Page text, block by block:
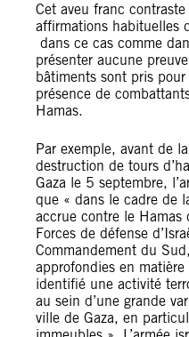
Cet aveu franc
affirmations habituelles
dans ce cas comme
présenter aucune
bâtiments sont pris
présence de
Hamas.
Par exemple, avant de
destruction de tours
Gaza le 5 septembre,
que « dans le cadre de
accrue contre le Hamas
Forces de défense
Commandement du
approfondies en
identifié une activité
au sein d’une grande
ville de Gaza, en